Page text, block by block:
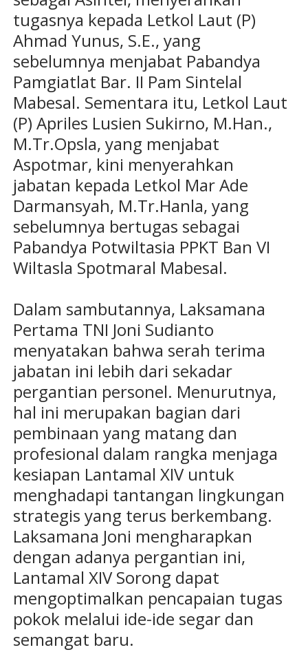
tugasnya kepada Letkol Laut (P)
Ahmad Yunus, S.E., yang
sebelumnya menjabat Pabandya
Pamgiatlat Bar. II Pam Sintelal
Mabesal. Sementara itu, Letkol Laut
(P) Apriles Lusien Sukirno, M.Han.,
M.Tr.Opsla, yang menjabat
Aspotmar, kini menyerahkan
jabatan kepada Letkol Mar Ade
Darmansyah, M.Tr.Hanla, yang
sebelumnya bertugas sebagai
Pabandya Potwiltasia PPKT Ban VI
Wiltasla Spotmaral Mabesal.
Dalam sambutannya, Laksamana
Pertama TNI Joni Sudianto
menyatakan bahwa serah terima
jabatan ini lebih dari sekadar
pergantian personel. Menurutnya,
hal ini merupakan bagian dari
pembinaan yang matang dan
profesional dalam rangka menjaga
kesiapan Lantamal XIV untuk
menghadapi tantangan lingkungan
strategis yang terus berkembang.
Laksamana Joni mengharapkan
dengan adanya pergantian ini,
Lantamal XIV Sorong dapat
mengoptimalkan pencapaian tugas
pokok melalui ide-ide segar dan
semangat baru.